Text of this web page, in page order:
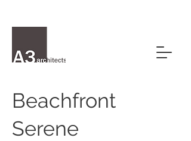
Beachfront
Serene